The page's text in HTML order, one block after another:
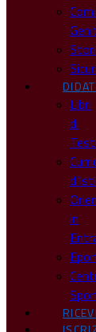
Libri
di
in